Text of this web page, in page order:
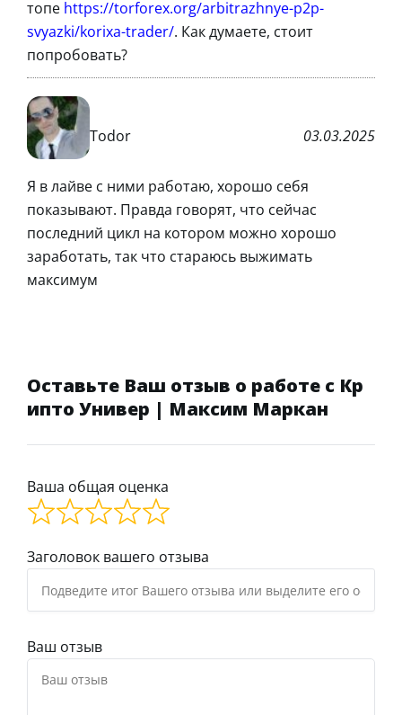
топе https://torforex.org/arbitrazhnye-p2p-
svyazki/korixa-trader/. Как думаете, стоит
попробовать?
Todor 03.03.2025
Я в лайве с ними работаю, хорошо себя
показывают. Правда говорят, что сейчас
последний цикл на котором можно хорошо
заработать, так что стараюсь выжимать
максимум
Оставьте Ваш отзыв о работе с Кр
ипто Универ | Максим Маркан
Ваша общая оценка
Заголовок вашего отзыва
Ваш отзыв